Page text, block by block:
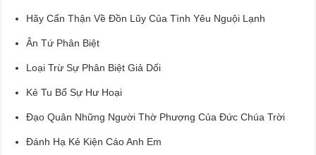
Hãy Cẩn Thận Về Đồn Lũy Của Tình Yêu Nguội Lạnh
Ân Tứ Phân Biệt
Loại Trừ Sự Phân Biệt Giả Dối
Kẻ Tu Bổ Sự Hư Hoại
Đạo Quân Những Người Thờ Phượng Của Đức Chúa Trời
Đánh Hạ Kẻ Kiện Cáo Anh Em